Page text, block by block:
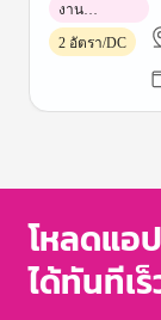
งาน
พาร์ทไทม์
2 อัตรา/DC
of
โหลดแอ
ได้ทันทีเ